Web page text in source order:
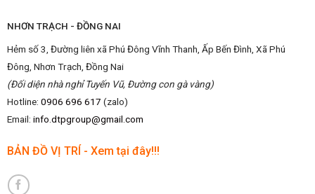
NHƠN TRẠCH - ĐỒNG NAI
Hẻm số 3, Đường liên xã Phú Đông Vĩnh Thanh, Ấp Bến Đình, Xã Phú
Đông, Nhơn Trạch, Đồng Nai
(Đối diện nhà nghỉ Tuyến Vũ, Đường con gà vàng)
Hotline: 0906 696 617 (zalo)
Email: info.dtpgroup@gmail.com
BẢN ĐỒ VỊ TRÍ - Xem tại đây!!!